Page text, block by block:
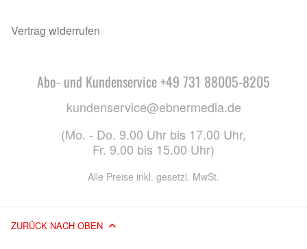
Vertrag widerrufen
Abo- und Kundenservice +49 731 88005-8205
kundenservice@ebnermedia.de
(Mo. - Do. 9.00 Uhr bis 17.00 Uhr,
Fr. 9.00 bis 15.00 Uhr)
Alle Preise inkl. gesetzl. MwSt.
ZURÜCK NACH OBEN